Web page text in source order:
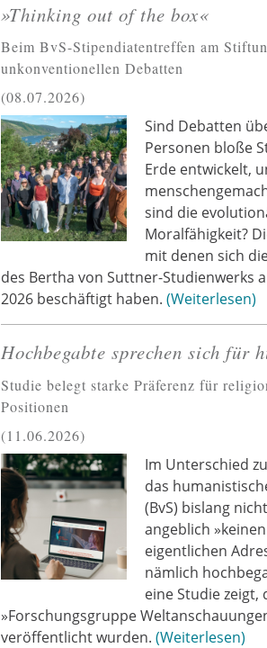
»Thinking out of the box«
Beim BvS-Stipendiatentreffen am
unkonventionellen Debatten
08.07.2026
Sind Debatten
Personen bloße
Erde entwickelt,
sind die
Moralfähigkeit?
mit denen sich
des Bertha von Suttner-Studienwerks
2026 beschäftigt haben. Weiterlesen
Hochbegabte sprechen sich für
Studie belegt starke Präferenz für
Positionen
11.06.2026
Im Unterschied
das
(BvS) bislang
angeblich
eigentlichen
nämlich
eine Studie
»Forschungsgruppe
veröffentlicht wurden. Weiterlesen